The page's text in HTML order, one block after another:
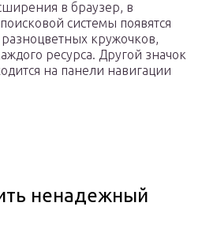
в браузер, в
системы появятся
кружочков,
ресурса. Другой значок
на панели навигации
ненадежный